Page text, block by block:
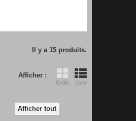
Il y a 15 produits.
Afficher :
Grille Liste
Afficher tout